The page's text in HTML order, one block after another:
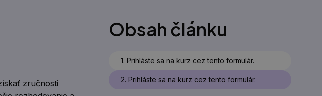
zručnosti
Obsah článku
1. Prihláste sa na kurz cez tento formulár.
2. Prihláste sa na kurz cez tento formulár.